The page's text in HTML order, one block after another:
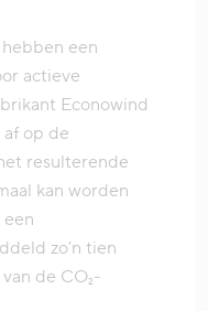
een
actieve
Econowind
op de
resulterende
kan worden
zo'n tien
de CO₂-